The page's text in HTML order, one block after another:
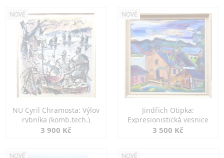
NOVÉ
NU Cyril Chramosta: Výlov
rybníka (komb.tech.)
3 900 Kč
NOVÉ
Jindřich Otipka:
Expresionistická vesnice
3 500 Kč
NOVÉ NOVÉ